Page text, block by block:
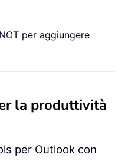
per aggiungere
la produttività
per Outlook con